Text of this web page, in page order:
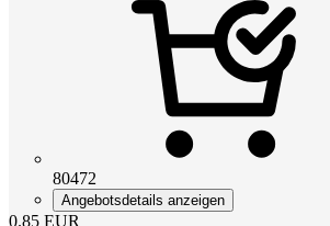
80472
Angebotsdetails anzeigen
0.85 EUR